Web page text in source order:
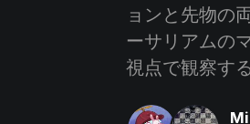
ョンと先物の
ーサリアムの
視点で観察す